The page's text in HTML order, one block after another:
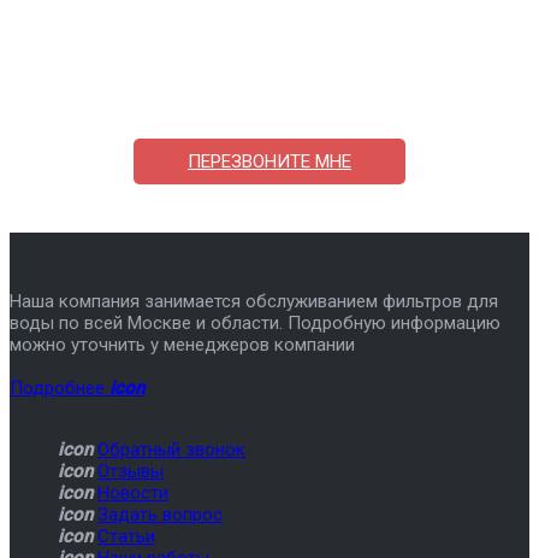
ПЕРЕЗВОНИТЕ МНЕ
Наша компания занимается обслуживанием фильтров для
воды по всей Москве и области. Подробную информацию
можно уточнить у менеджеров компании
Подробнее icon
icon Обратный звонок
icon Отзывы
icon Новости
icon Задать вопрос
icon Статьи